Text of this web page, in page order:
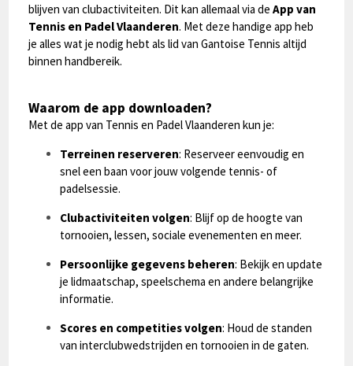
blijven van clubactiviteiten. Dit kan allemaal via deApp van
Tennis en Padel Vlaanderen. Met deze handige app heb
je alles wat je nodig hebt als lid van Gantoise Tennis altijd
binnen handbereik.
Waarom de app downloaden?
Met de app van Tennis en Padel Vlaanderen kun je:
Terreinen reserveren: Reserveer eenvoudig en
snel een baan voor jouw volgende tennis- of
padelsessie.
Clubactiviteiten volgen: Blijf op de hoogte van
tornooien, lessen, sociale evenementen en meer.
Persoonlijke gegevens beheren: Bekijk en update
je lidmaatschap, speelschema en andere belangrijke
informatie.
Scores en competities volgen: Houd de standen
van interclubwedstrijden en tornooien in de gaten.